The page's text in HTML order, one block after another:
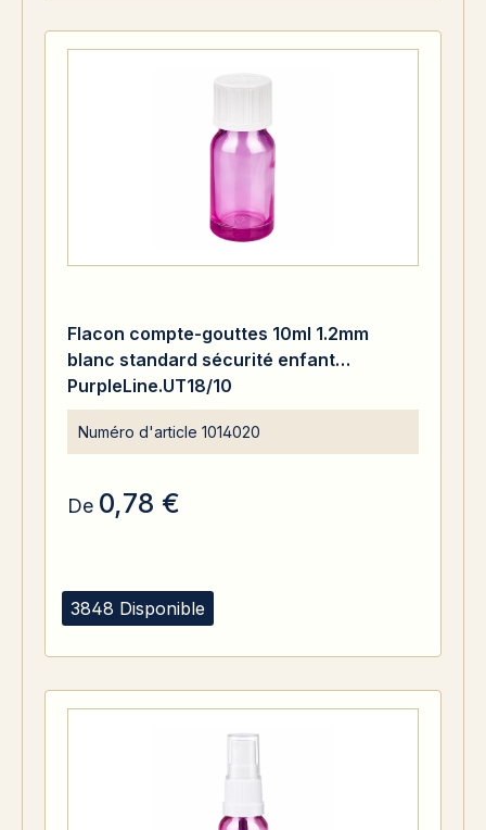
3848 Disponible
Flacon compte-gouttes 10ml 1.2mm
blanc standard sécurité enfant
PurpleLine.UT18/10
Numéro d'article 1014020
De 0,78 €